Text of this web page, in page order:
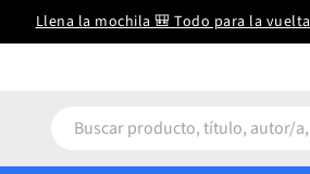
Llena la mochila 🎒 Todo para la vuelta